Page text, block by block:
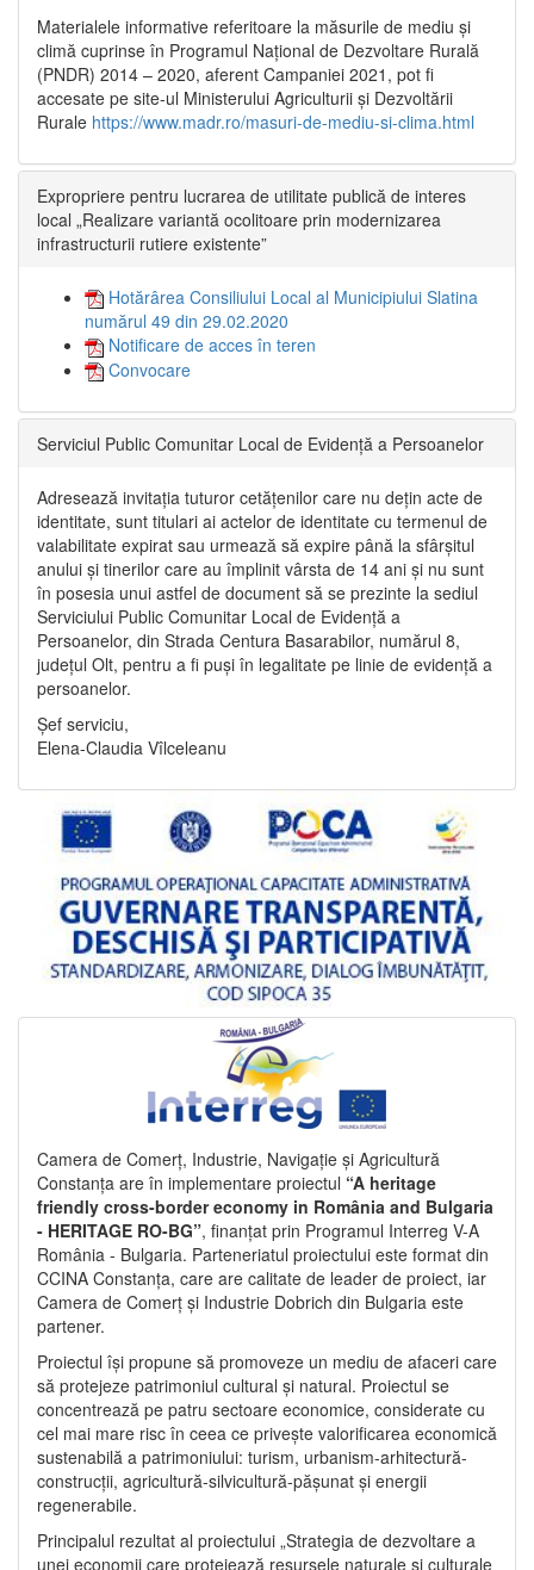
Materialele informative referitoare la măsurile de mediu și
climă cuprinse în Programul Național de Dezvoltare Rurală
(PNDR) 2014 – 2020, aferent Campaniei 2021, pot fi
accesate pe site-ul Ministerului Agriculturii și Dezvoltării
Rurale https://www.madr.ro/masuri-de-mediu-si-clima.html
Expropriere pentru lucrarea de utilitate publică de interes
local „Realizare variantă ocolitoare prin modernizarea
infrastructurii rutiere existente”
Hotărârea Consiliului Local al Municipiului Slatina
numărul 49 din 29.02.2020
Notificare de acces în teren
Convocare
Serviciul Public Comunitar Local de Evidență a Persoanelor
Adresează invitația tuturor cetățenilor care nu dețin acte de
identitate, sunt titulari ai actelor de identitate cu termenul de
valabilitate expirat sau urmează să expire până la sfârșitul
anului și tinerilor care au împlinit vârsta de 14 ani și nu sunt
în posesia unui astfel de document să se prezinte la sediul
Serviciului Public Comunitar Local de Evidență a
Persoanelor, din Strada Centura Basarabilor, numărul 8,
județul Olt, pentru a fi puși în legalitate pe linie de evidență a
persoanelor.
Șef serviciu,
Elena-Claudia Vîlceleanu
Camera de Comerț, Industrie, Navigație și Agricultură
Constanța are în implementare proiectul “A heritage
friendly cross-border economy in România and Bulgaria
- HERITAGE RO-BG”, finanțat prin Programul Interreg V-A
România - Bulgaria. Parteneriatul proiectului este format din
CCINA Constanța, care are calitate de leader de proiect, iar
Camera de Comerț și Industrie Dobrich din Bulgaria este
partener.
Proiectul își propune să promoveze un mediu de afaceri care
să protejeze patrimoniul cultural și natural. Proiectul se
concentrează pe patru sectoare economice, considerate cu
cel mai mare risc în ceea ce privește valorificarea economică
sustenabilă a patrimoniului: turism, urbanism-arhitectură-
construcții, agricultură-silvicultură-pășunat și energii
regenerabile.
Principalul rezultat al proiectului „Strategia de dezvoltare a
unei economii care protejează resursele naturale și culturale